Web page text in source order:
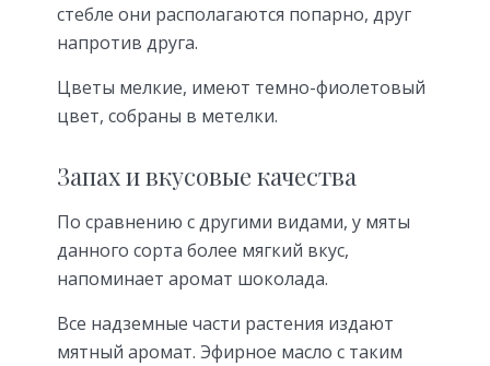
стебле они располагаются попарно, друг
напротив друга.
Цветы мелкие, имеют темно-фиолетовый
цвет, собраны в метелки.
Запах и вкусовые качества
По сравнению с другими видами, у мяты
данного сорта более мягкий вкус,
напоминает аромат шоколада.
Все надземные части растения издают
мятный аромат. Эфирное масло с таким